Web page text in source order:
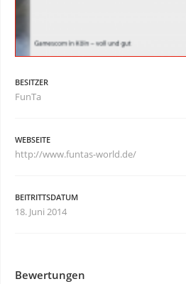
BESITZER
FunTa
WEBSEITE
http://www.funtas-world.de/
BEITRITTSDATUM
18. Juni 2014
Bewertungen